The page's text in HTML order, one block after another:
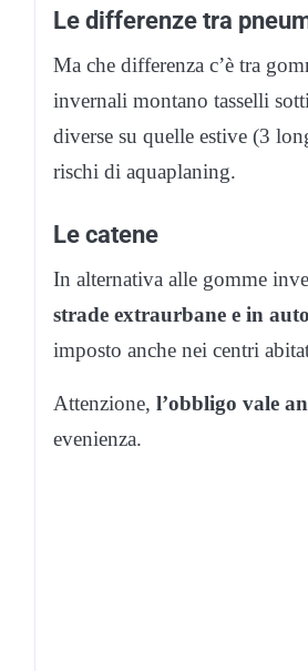
Le differenze tra
Ma che differenza c’è tra
invernali montano tasselli
diverse su quelle estive (3
rischi di aquaplaning.
Le catene
In alternativa alle gomme
strade extraurbane e in
imposto anche nei centri
Attenzione, l’obbligo vale
evenienza.